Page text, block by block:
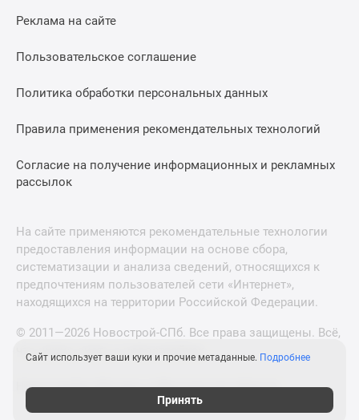
Реклама на сайте
Пользовательское соглашение
Политика обработки персональных данных
Правила применения рекомендательных технологий
Согласие на получение информационных и рекламных
рассылок
На сайте применяются рекомендательные технологии
предоставления информации на основе сбора,
систематизации и анализа сведений, относящихся к
предпочтениям пользователей сети «Интернет»,
находящихся на территории Российской Федерации.
© 2011—2026 Новострой-СПб. Все права защищены. Всё,
что нужно знать о новостройках
Новостройки Москвы и Московской области
Сайт использует ваши куки и прочие метаданные. Подробнее
Принять